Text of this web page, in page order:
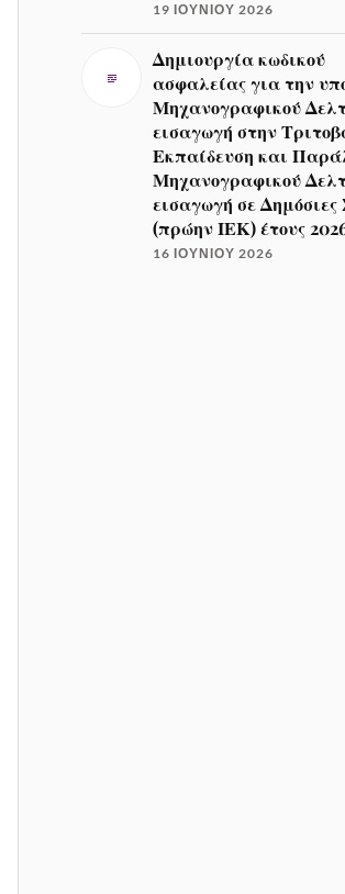
19 ΙΟΥΝΊΟΥ 2026
Δημιουργία κωδικού
ασφαλείας για την
Μηχανογραφικού
εισαγωγή στην
Εκπαίδευση και
Μηχανογραφικού
εισαγωγή σε
(πρώην ΙΕΚ) έτους
16 ΙΟΥΝΊΟΥ 2026